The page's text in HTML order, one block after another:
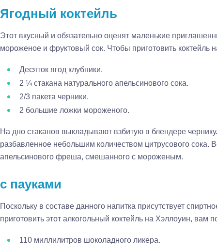
Ягодный коктейль
Этот вкусный и обязательно оценят маленькие
мороженое и фруктовый сок. Чтобы приготовить коктейль
Десяток ягод клубники.
2 ¼ стакана натурального апельсинового сока.
2/3 пакета черники.
2 большие ложки мороженого.
На дно стаканов выкладывают взбитую в блендере
разбавленное небольшим количеством цитрусового сока.
апельсинового фреша, смешанного с мороженым.
с пауками
Поскольку в составе данного напитка присутствует
приготовить этот алкогольный коктейль на Хэллоуин, вам
110 миллилитров шоколадного ликера.